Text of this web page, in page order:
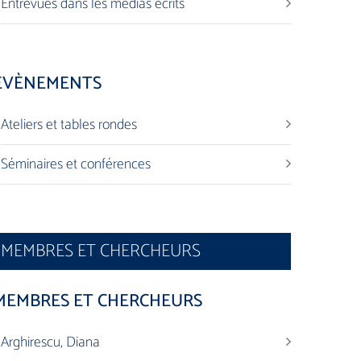
Ateliers et tables rondes
Séminaires et conférences
MEMBRES ET CHERCHEURS
ET CHERCHEURS
Arghirescu, Diana